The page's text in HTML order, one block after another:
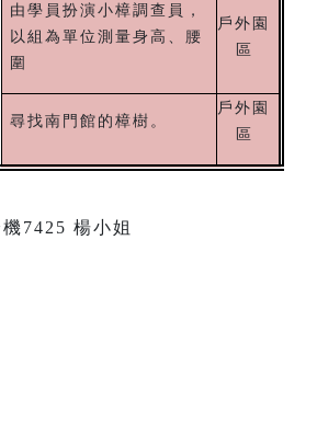
由學員扮演小樟調查員，
以組為單位測量身高、腰
圍
戶外園
區
尋找南門館的樟樹。
戶外園
區
7425 楊小姐